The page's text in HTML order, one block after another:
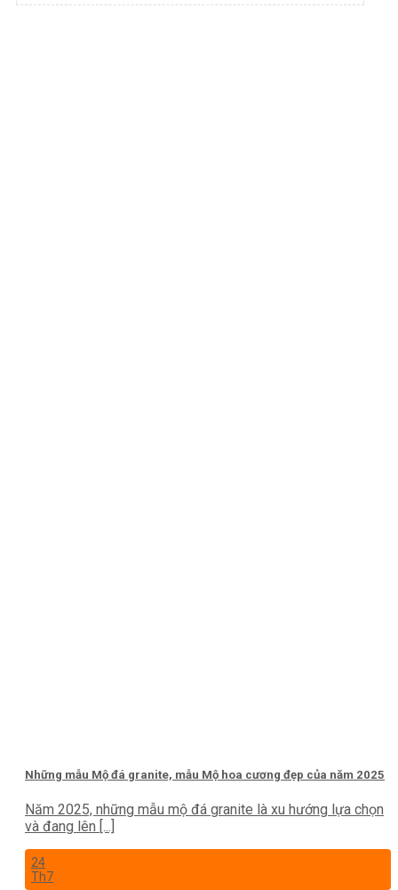
Những mẫu Mộ đá granite, mẫu Mộ hoa cương đẹp của năm 2025
Năm 2025, những mẫu mộ đá granite là xu hướng lựa chọn
và đang lên [...]
24
Th7